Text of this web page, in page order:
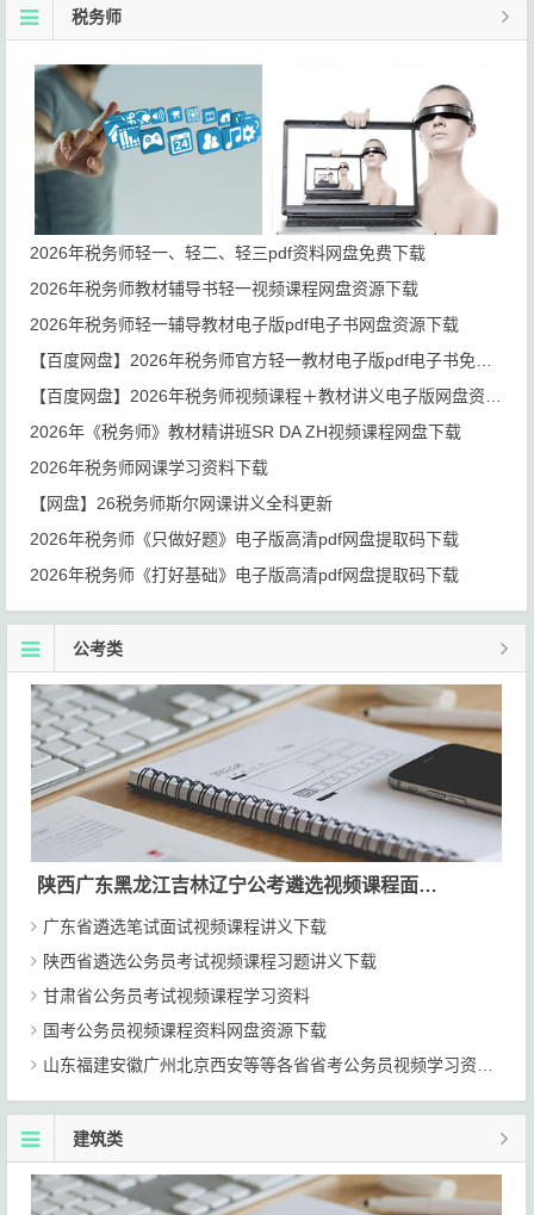
税务师
2026年税务师轻一、轻二、轻三pdf资料网盘免费下载
2026年税务师教材辅导书轻一视频课程网盘资源下载
2026年税务师轻一辅导教材电子版pdf电子书网盘资源下载
2026年《税务师》教材精讲班SR DA ZH视频课程网盘下载
2026年税务师网课学习资料下载
【网盘】26税务师斯尔网课讲义全科更新
2026年税务师《只做好题》电子版高清pdf网盘提取码下载
2026年税务师《打好基础》电子版高清pdf网盘提取码下载
公考类
陕西广东黑龙江吉林辽宁公考遴选视频课程面试资料网盘下载
广东省遴选笔试面试视频课程讲义下载
陕西省遴选公务员考试视频课程习题讲义下载
甘肃省公务员考试视频课程学习资料
国考公务员视频课程资料网盘资源下载
山东福建安徽广州北京西安等等各省省考公务员视频学习资料下载
建筑类